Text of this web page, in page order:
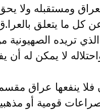
ومستقبله ولا
كل ما يتعلق
تريده الصهيونية
لا يمكن له
فلا ينفعها عراق
قومية أو